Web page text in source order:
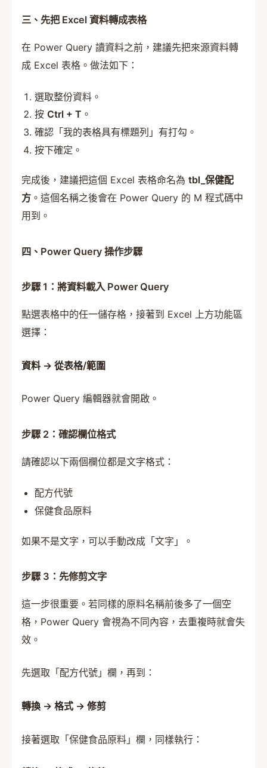
三、先把 Excel 資料轉成表格
在 Power Query 讀資料之前，建議先把來源資料轉
成 Excel 表格。做法如下：
選取整份資料。
按Ctrl + T 。
確認「我的表格具有標題列」有打勾。
按下確定。
完成後，建議把這個 Excel 表格命名為 tbl_保健配
方 。這個名稱之後會在 Power Query 的 M 程式碼中
用到。
四、Power Query 操作步驟
步驟 1：將資料載入 Power Query
點選表格中的任一儲存格，接著到 Excel 上方功能區
選擇：
資料 → 從表格/範圍
Power Query 編輯器就會開啟。
步驟 2：確認欄位格式
請確認以下兩個欄位都是文字格式：
配方代號
保健食品原料
如果不是文字，可以手動改成「文字」。
步驟 3：先修剪文字
這一步很重要。若同樣的原料名稱前後多了一個空
格，Power Query 會視為不同內容，去重複時就會失
效。
先選取「配方代號」欄，再到：
轉換 → 格式 → 修剪
接著選取「保健食品原料」欄，同樣執行：